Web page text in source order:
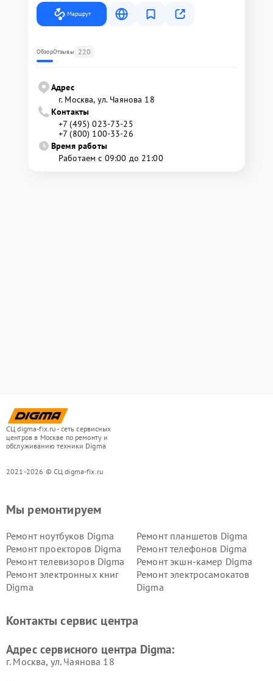
Маршрут
ОбзорОтзывы 220
Адрес
г. Москва, ул. Чаянова 18
Контакты
+7 (495) 023-73-25
+7 (800) 100-33-26
Время работы
Работаем с 09:00 до 21:00
СЦ digma-fix.ru - сеть сервисных
центров в Москве по ремонту и
обслуживанию техники Digma
2021-2026 © СЦ digma-fix.ru
Мы ремонтируем
Ремонт ноутбуков Digma
Ремонт планшетов Digma
Ремонт проекторов Digma
Ремонт телефонов Digma
Ремонт телевизоров Digma
Ремонт экшн-камер Digma
Ремонт электронных книг
Digma
Ремонт электросамокатов
Digma
Контакты сервис центра
Адрес сервисного центра Digma:
г. Москва, ул. Чаянова 18